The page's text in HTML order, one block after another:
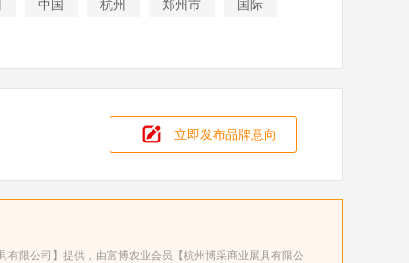
中国 杭州 郑州市 国际
立即发布品牌意向
限公司】提供，由富博农业会员【杭州博采商业展具有限公